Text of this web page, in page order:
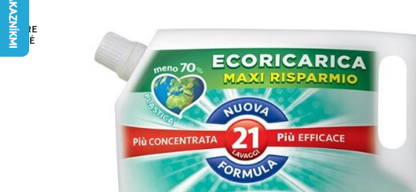
VYPRE
DANÉ